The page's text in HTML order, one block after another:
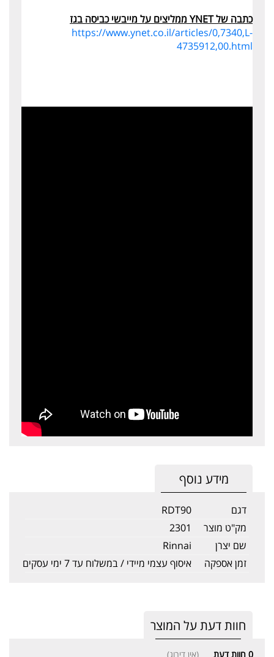
כתבה של YNET ממליצים על מייבשי כביסה בגז
https://www.ynet.co.il/articles/0,7340,L-
4735912,00.html
מידע נוסף
דגם
RDT90
מק"ט מוצר
2301
שם יצרן
Rinnai
זמן אספקה
איסוף עצמי מיידי / במשלוח עד 7 ימי עסקים
חוות דעת על המוצר
0 חוות דעת (אין דירוג)